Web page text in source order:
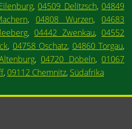
, 04509 Delitzsch, 04849
, 04808 Wurzen, 04683
, 04442 Zwenkau, 04552
, 04758 Oschatz, 04860 Torgau,
, 04720 Döbeln, 01067
, 09112 Chemnitz, Südafrika